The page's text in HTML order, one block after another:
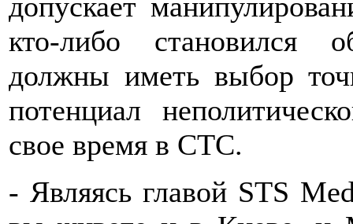
кто-либо становился
должны иметь выбор
потенциал
свое время в СТС.
- Являясь главой STS